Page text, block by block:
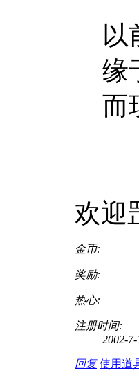
以
缘
而
欢迎
金币:
奖励:
热心:
注册时间:
2002-7-
回复 使用道